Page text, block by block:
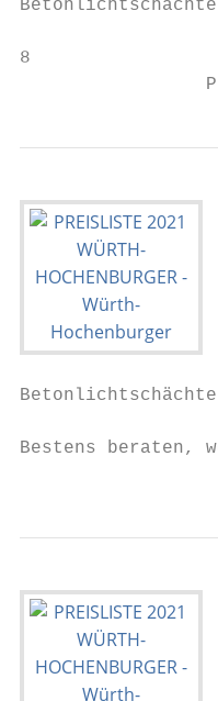
Betonlichtschächte
8
Betonlichtschächte
Bestens